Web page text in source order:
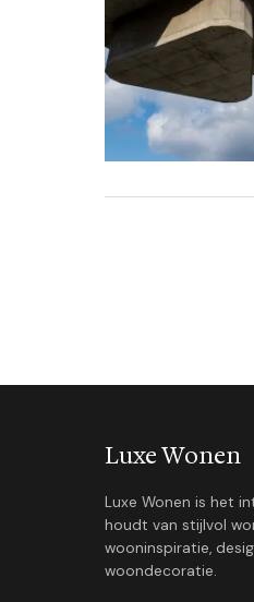
Luxe Wonen
Luxe Wonen is het
houdt van stijlvol
wooninspiratie,
woondecoratie.